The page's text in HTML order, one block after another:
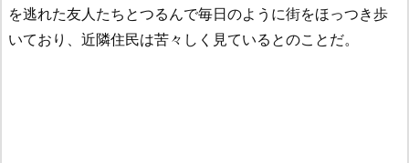
を逃れた友人たちとつるんで毎日のように街をほっつき歩
いており、近隣住民は苦々しく見ているとのことだ。